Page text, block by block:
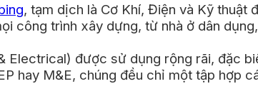
, tạm dịch là Cơ Khí, Điện và Kỹ thuật
công trình xây dựng, từ nhà ở dân
Electrical) được sử dụng rộng rãi, đặc
hay M&E, chúng đều chỉ một tập hợp